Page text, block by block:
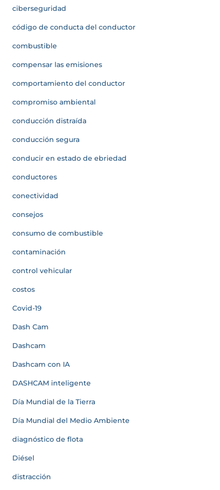
ciberseguridad
código de conducta del conductor
combustible
compensar las emisiones
comportamiento del conductor
compromiso ambiental
conducción distraída
conducción segura
conducir en estado de ebriedad
conductores
conectividad
consejos
consumo de combustible
contaminación
control vehicular
costos
Covid-19
Dash Cam
Dashcam
Dashcam con IA
DASHCAM inteligente
Día Mundial de la Tierra
Día Mundial del Medio Ambiente
diagnóstico de flota
Diésel
distracción